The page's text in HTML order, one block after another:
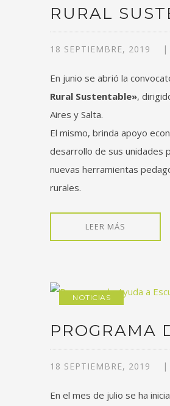
RURAL
18 SEPTIEMBRE, 2019
En junio se abrió la
Rural Sustentable»,
Aires y Salta.
El mismo, brinda apoyo
desarrollo de sus unidades
nuevas herramientas
rurales.
LEER MÁS
NOTICIAS
PROGRAMA
18 SEPTIEMBRE, 2019
En el mes de julio se ha